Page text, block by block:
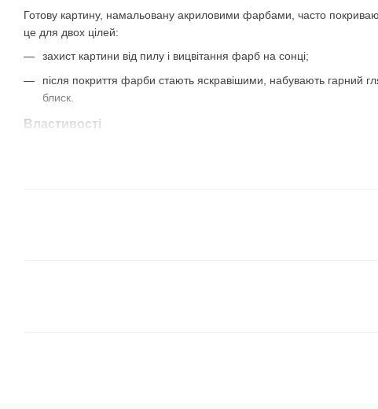
Готову картину, намальовану акриловими фарбами, часто
це для двох цілей:
захист картини від пилу і вицвітання фарб на сонці;
після покриття фарби стають яскравішими, набувають гарний
блиск.
Властивості